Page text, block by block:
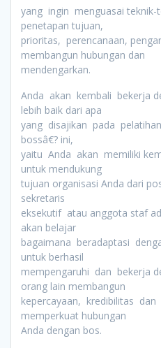
yang ingin menguasai teknik-
penetapan tujuan,
prioritas, perencanaan,
membangun hubungan dan
mendengarkan.
Anda akan kembali bekerja
lebih baik dari apa
yang disajikan pada
bossâ€? ini,
yaitu Anda akan memiliki
untuk mendukung
tujuan organisasi Anda dari
sekretaris
eksekutif atau anggota staf
akan belajar
bagaimana beradaptasi
untuk berhasil
mempengaruhi dan bekerja
orang lain membangun
kepercayaan, kredibilitas
memperkuat hubungan
Anda dengan bos.